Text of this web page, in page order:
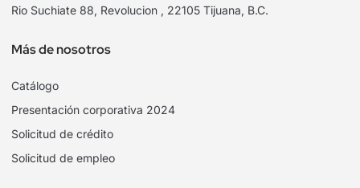
Rio Suchiate 88, Revolucion , 22105 Tijuana, B.C.
Más de nosotros
Catálogo
Presentación corporativa 2024
Solicitud de crédito
Solicitud de empleo